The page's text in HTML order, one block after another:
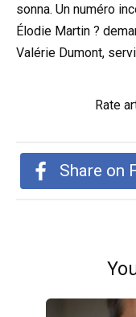
sonna. Un numéro
Élodie Martin ?
Valérie Dumont,
Rate
Share on